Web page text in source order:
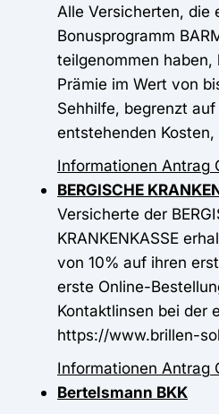
Alle Versicherten, die
Bonusprogramm
teilgenommen
Prämie im Wert von
Sehhilfe, begrenzt
entstehenden
Informationen Antrag
BERGISCHE
Versicherte der
KRANKENKASSE
von 10% auf ihren
erste Online-
Kontaktlinsen bei der
https://www.brillen-
Informationen Antrag
Bertelsmann BKK